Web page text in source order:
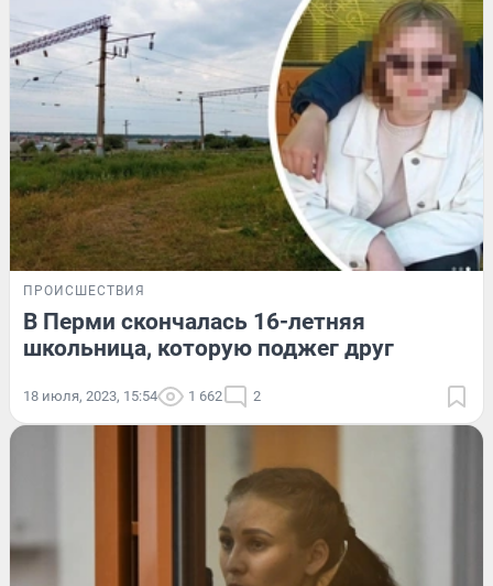
ПРОИСШЕСТВИЯ
В Перми скончалась 16-летняя
школьница, которую поджег друг
18 июля, 2023, 15:54 1 662 2